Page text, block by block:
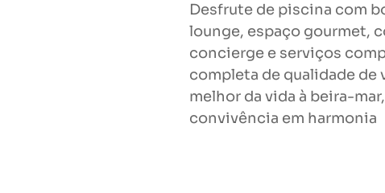
Desfrute de piscina com
lounge, espaço gourmet,
concierge e serviços
completa de qualidade de
melhor da vida à beira-
convivência em harmonia